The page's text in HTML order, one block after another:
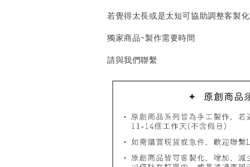
質感飾品收納盒
NT$ 298
NT$ 399
- +
若覺得太長或是太短可協助調整客製化
獨家商品~製作需要時間
請與我們聯繫